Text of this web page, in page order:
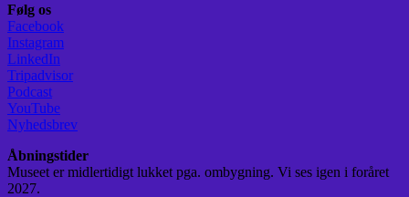
Følg os
Facebook
Instagram
LinkedIn
Tripadvisor
Podcast
YouTube
Nyhedsbrev
Åbningstider
Museet er midlertidigt lukket pga. ombygning. Vi ses igen i foråret
2027.